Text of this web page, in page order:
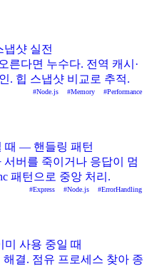
샷 실전
른다면 누수다. 전역 캐시·
. 힙 스냅샷 비교로 추적.
#Node.js #Memory #Performance
때 — 핸들링 패턴
서버를 죽이거나 응답이 멈
패턴으로 중앙 처리.
#Express #Node.js #ErrorHandling
미 사용 중일 때
해결. 점유 프로세스 찾아 종